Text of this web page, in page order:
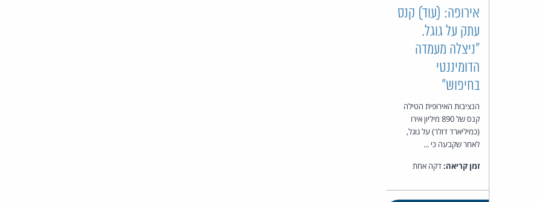
אירופה: (עוד) קנס
עתק על גוגל.
"ניצלה מעמדה
הדומיננטי
בחיפוש"
הנציבות האירופית הטילה
קנס של 890 מיליון אירו
(כמיליארד דולר) על גוגל,
לאחר שקבעה כי ...
זמן קריאה:דקה אחת